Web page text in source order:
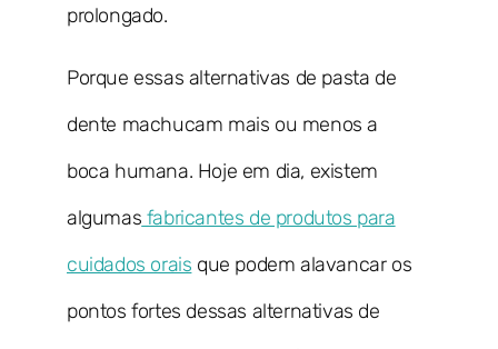
prolongado.
Porque essas alternativas de pasta de
dente machucam mais ou menos a
boca humana. Hoje em dia, existem
algumas fabricantes de produtos para
cuidados orais que podem alavancar os
pontos fortes dessas alternativas de